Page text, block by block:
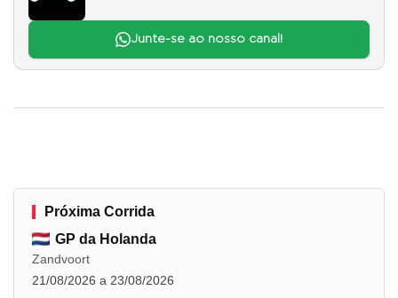
Junte-se ao nosso canal!
Próxima Corrida
GP da Holanda
Zandvoort
21/08/2026 a 23/08/2026